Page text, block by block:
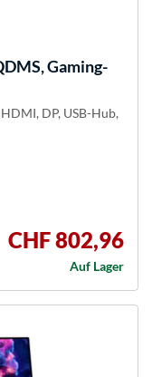
Gaming-
DP, USB-Hub,
CHF 802,96
Auf Lager